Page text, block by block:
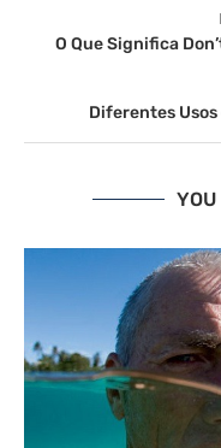
O Que Significa
Diferentes Usos
YOU